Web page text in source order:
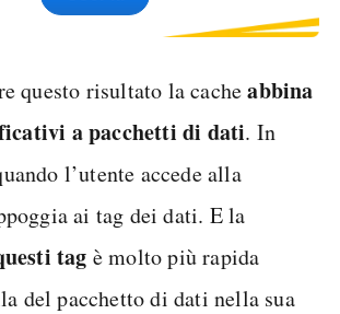
questo risultato la cacheabbina
a pacchetti di dati. In
l’utente accede alla
ai tag dei dati. E la
tag è molto più rapida
del pacchetto di dati nella sua